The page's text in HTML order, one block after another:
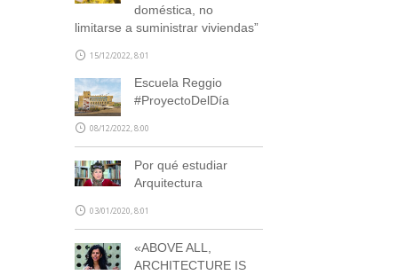
doméstica, no
limitarse a suministrar viviendas”
15/12/2022, 8:01
Escuela Reggio
#ProyectoDelDía
08/12/2022, 8:00
Por qué estudiar
Arquitectura
03/01/2020, 8:01
«ABOVE ALL,
ARCHITECTURE IS